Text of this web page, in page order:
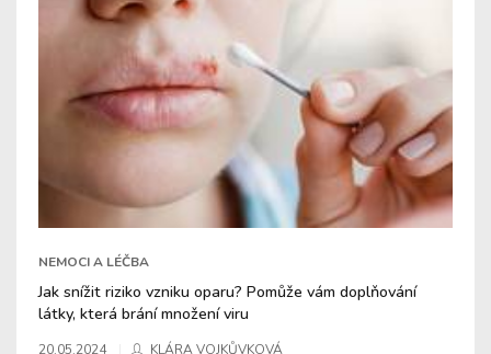
NEMOCI A LÉČBA
Jak snížit riziko vzniku oparu? Pomůže vám doplňování
látky, která brání množení viru
20.05.2024 KLÁRA VOJKŮVKOVÁ